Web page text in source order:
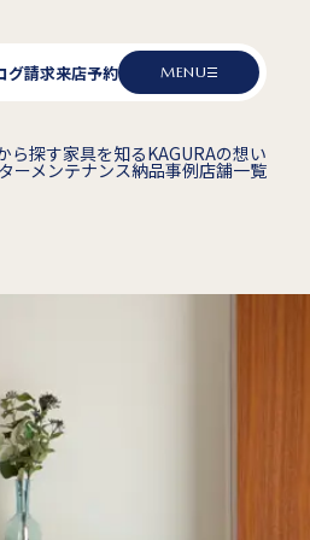
グ請求来店予約 MENU
ら探す家具を知るKAGURAの想い
ーメンテナンス納品事例店舗一覧